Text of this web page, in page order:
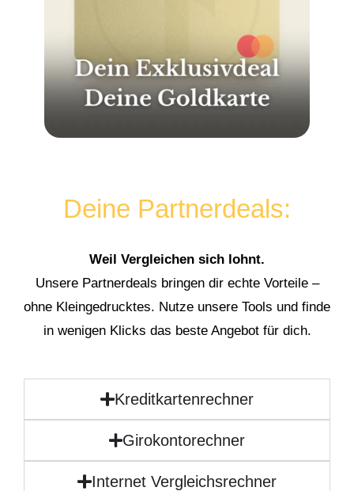
Deine Partnerdeals:
Weil Vergleichen sich lohnt.
Unsere Partnerdeals bringen dir echte Vorteile –
ohne Kleingedrucktes. Nutze unsere Tools und finde
in wenigen Klicks das beste Angebot für dich.
Kreditkartenrechner
Girokontorechner
Internet Vergleichsrechner